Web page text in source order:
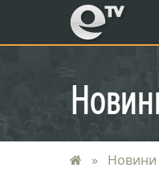
eTV
Новини